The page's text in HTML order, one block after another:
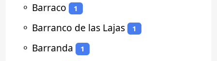
⚬ Barraco 1
⚬ Barranco de las Lajas 1
⚬ Barranda 1